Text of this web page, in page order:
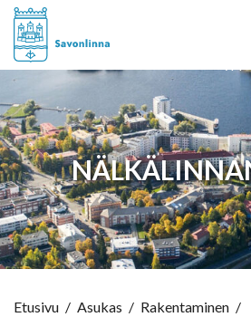
Etusivu / Asukas / Rakentaminen /